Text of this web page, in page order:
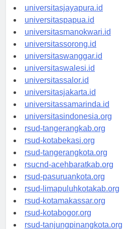
universitassofifi.id
universitasjayapura.id
universitaspapua.id
universitasmanokwari.id
universitassorong.id
universitaswanggar.id
universitaswalesi.id
universitassalor.id
universitasjakarta.id
universitassamarinda.id
universitasindonesia.org
rsud-tangerangkab.org
rsud-kotabekasi.org
rsud-tangerangkota.org
rsucnd-acehbaratkab.org
rsud-pasuruankota.org
rsud-limapuluhkotakab.org
rsud-kotamakassar.org
rsud-kotabogor.org